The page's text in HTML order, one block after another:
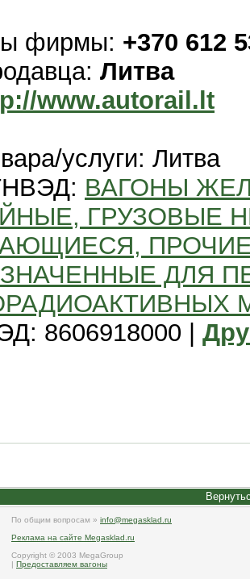
фирмы: +370 612
Литва
www.autorail.lt
услуги: Литва
ВАГОНЫ
ГРУЗОВЫЕ
ДЛЯ
8606918000 |
По общим вопросам » info@megasklad.ru
Реклама на сайте Megasklad.ru
Copyright © 2003 MegaGroup
| Предоставляем вагоны